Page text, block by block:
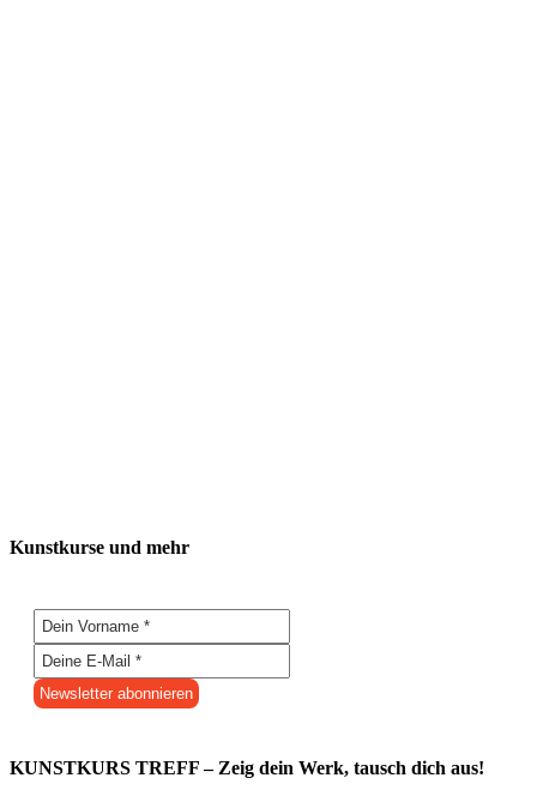
Kunstkurse und mehr
KUNSTKURS TREFF – Zeig dein Werk, tausch dich aus!